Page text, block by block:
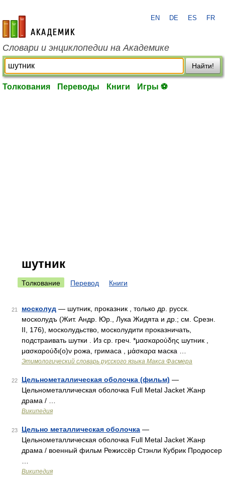
academic.ru
EN DE ES FR
Словари и энциклопедии на Академике
Найти!
Толкования Переводы Книги Игры ⚽
шутник
Толкование Перевод Книги
21 москолуд — шутник, проказник , только др. русск.
москолудъ (Жит. Андр. Юр., Лука Жидята и др.; см. Срезн.
II, 176), москолудьство, москолудити проказничать,
подстраивать шутки . Из ср. греч. *μασκαρούδης шутник ,
μασκαρούδι(ο)ν рожа, гримаса , μάσκαρα маска …
Этимологический словарь русского языка Макса Фасмера
22 Цельнометаллическая оболочка (фильм) —
Цельнометаллическая оболочка Full Metal Jacket Жанр
драма / …
Википедия
23 Цельно металлическая оболочка —
Цельнометаллическая оболочка Full Metal Jacket Жанр
драма / военный фильм Режиссёр Стэнли Кубрик Продюсер
Википедия